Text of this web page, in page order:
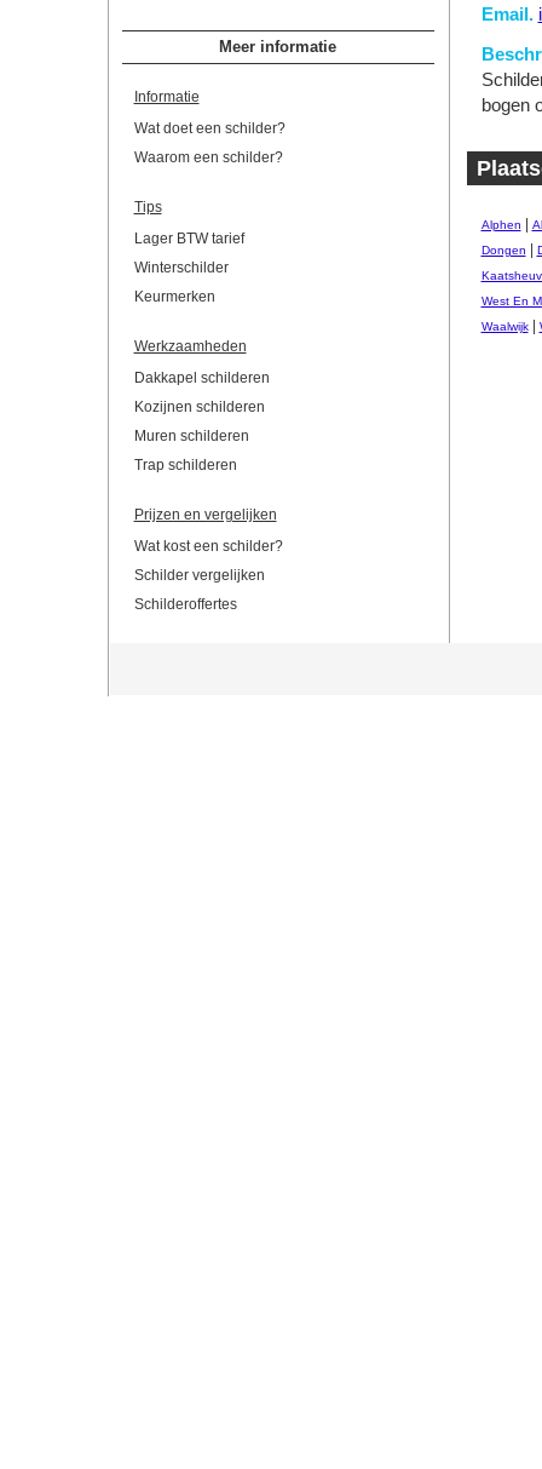
Meer informatie
Informatie
Wat doet een schilder?
Waarom een schilder?
Tips
Lager BTW tarief
Winterschilder
Keurmerken
Werkzaamheden
Dakkapel schilderen
Kozijnen schilderen
Muren schilderen
Trap schilderen
Prijzen en vergelijken
Wat kost een schilder?
Schilder vergelijken
Schilderoffertes
Email.
bogen
Alphen
Dongen
West En
Waalwijk|